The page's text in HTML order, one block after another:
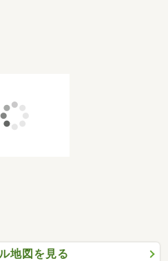
地図を見る